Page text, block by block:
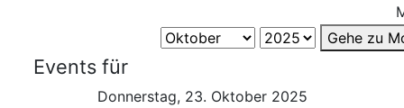
Gehe zu
Events für
Donnerstag, 23. Oktober 2025